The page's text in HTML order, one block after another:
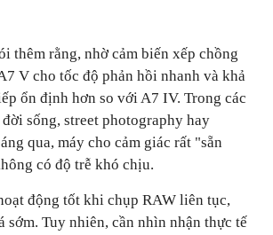
thêm rằng, nhờ cảm biến xếp chồng
V cho tốc độ phản hồi nhanh và khả
ổn định hơn so với A7 IV. Trong các
sống, street photography hay
qua, máy cho cảm giác rất "sẵn
có độ trễ khó chịu.
động tốt khi chụp RAW liên tục,
sớm. Tuy nhiên, cần nhìn nhận thực tế